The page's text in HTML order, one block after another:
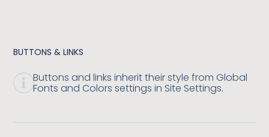
BUTTONS & LINKS
Buttons and links inherit their style from Global
Fonts and Colors settings in Site Settings.